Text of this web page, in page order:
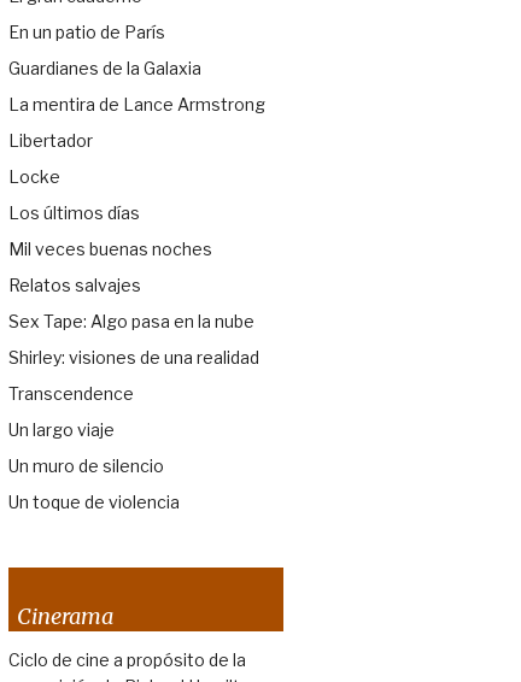
En un patio de París
Guardianes de la Galaxia
La mentira de Lance Armstrong
Libertador
Locke
Los últimos días
Mil veces buenas noches
Relatos salvajes
Sex Tape: Algo pasa en la nube
Shirley: visiones de una realidad
Transcendence
Un largo viaje
Un muro de silencio
Un toque de violencia
Cinerama
Ciclo de cine a propósito de la